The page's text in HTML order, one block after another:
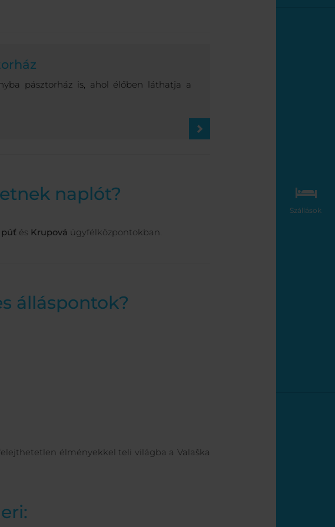
Szállások
pásztorház is, ahol élőben láthatja a
naplót?
púť és Krupová ügyfélközpontokban.
álláspontok?
élményekkel teli világba a Valaška